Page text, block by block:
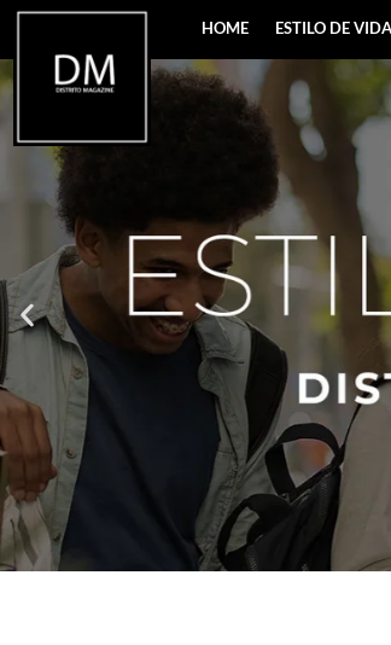
HOME ESTILO DE VIDA